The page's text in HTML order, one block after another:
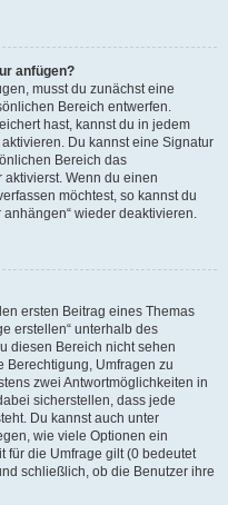
anfügen?
musst du zunächst eine
Bereich entwerfen.
hast, kannst du in jedem
Du kannst eine Signatur
Bereich das
Wenn du einen
möchtest, so kannst du
wieder deaktivieren.
ersten Beitrag eines Themas
erstellen“ unterhalb des
diesen Bereich nicht sehen
Berechtigung, Umfragen zu
zwei Antwortmöglichkeiten in
sicherstellen, dass jede
Du kannst auch unter
wie viele Optionen ein
für die Umfrage gilt (0 bedeutet
schließlich, ob die Benutzer ihre